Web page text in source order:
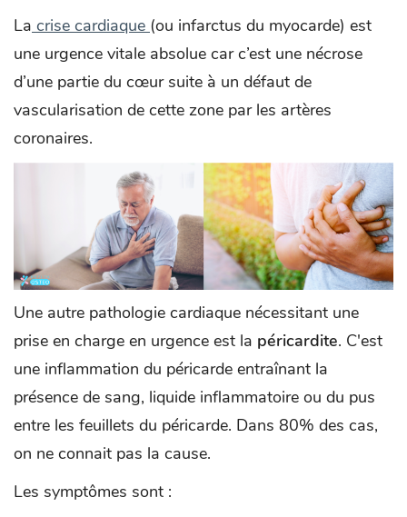
La crise cardiaque (ou infarctus du myocarde) est
une urgence vitale absolue car c’est une nécrose
d’une partie du cœur suite à un défaut de
vascularisation de cette zone par les artères
coronaires.
Une autre pathologie cardiaque nécessitant une
prise en charge en urgence est la péricardite. C'est
une inflammation du péricarde entraînant la
présence de sang, liquide inflammatoire ou du pus
entre les feuillets du péricarde. Dans 80% des cas,
on ne connait pas la cause.
Les symptômes sont :